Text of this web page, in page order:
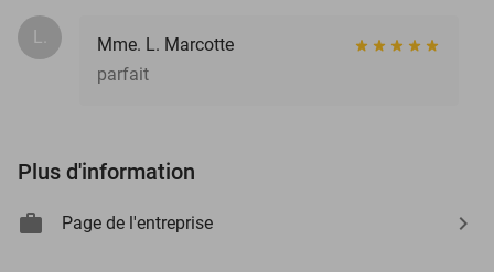
L.
Mme. L. Marcotte
parfait
Plus d'information
Page de l'entreprise